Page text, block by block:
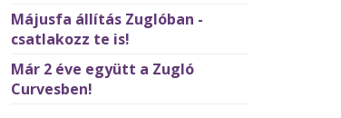
Májusfa állítás Zuglóban -
csatlakozz te is!
Már 2 éve együtt a Zugló
Curvesben!